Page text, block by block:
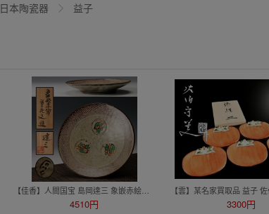
日本陶瓷器 益子
4510円 3300円